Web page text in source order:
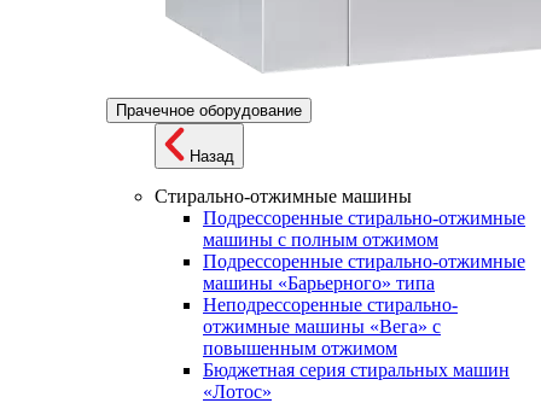
Прачечное оборудование
Назад
Стирально-отжимные машины
Подрессоренные стирально-отжимные
машины с полным отжимом
Подрессоренные стирально-отжимные
машины «Барьерного» типа
Неподрессоренные стирально-
отжимные машины «Вега» с
повышенным отжимом
Бюджетная серия стиральных машин
«Лотос»